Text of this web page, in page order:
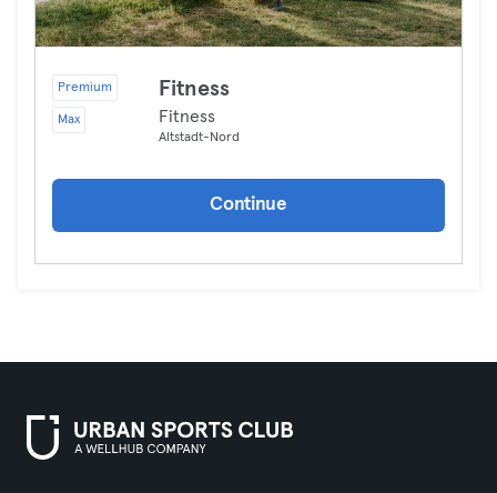
Premium
Max
Fitness
Fitness
Altstadt-Nord
Continue